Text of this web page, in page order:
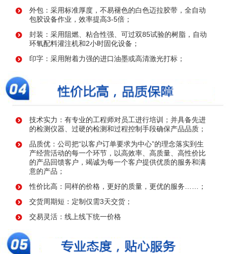
外包：采用标准厚度，不易褪色的白色迈拉胶带，全自动
包胶设备作业，效率提高3-5倍；
封装：采用阻燃、粘合性强、可过双85试验的树脂，自动
环氧配料灌注机和2小时固化设备；
印字：采用附着力强的进口油墨或高清激光打标；
技术实力：有专业的工程师对员工进行培训；并具备先进
的检测仪器、过硬的检测和过程控制手段确保产品品质；
品质优：公司把“以客户订单要求为中心”的理念落实到生
产经营活动的每一个环节，以高效率、高质量、高性价比
的产品回馈客户，竭诚为每一个客户提供优质的服务和满
意的产品；
性价比高：同样的价格，更好的质量，更优的服务……；
交货周期短：定制仅需3天交货；
交易灵活：线上线下统一价格